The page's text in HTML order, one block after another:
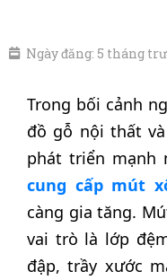
Ngày đăng: 5 tháng
Trong bối cảnh
đồ gỗ nội thất
phát triển mạnh
cung cấp mút
càng gia tăng.
vai trò là lớp
đập, trầy xước